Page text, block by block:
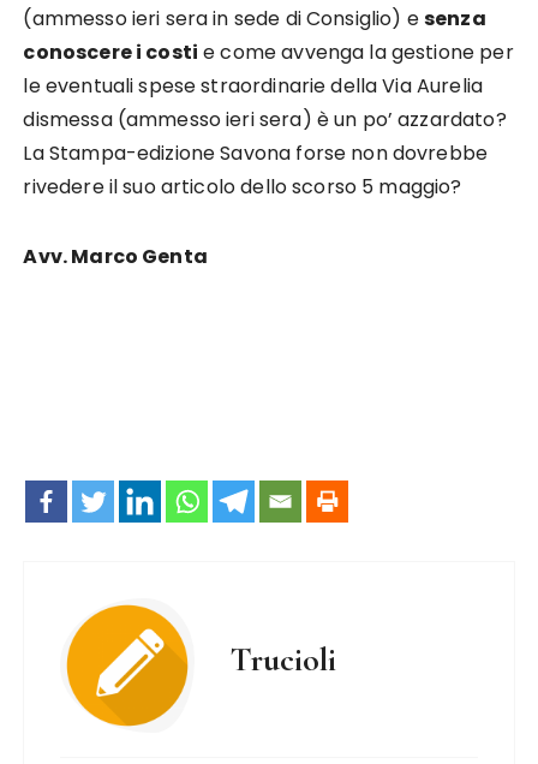
(ammesso ieri sera in sede di Consiglio) esenza
conoscere i costi e come avvenga la gestione per
le eventuali spese straordinarie della Via Aurelia
dismessa (ammesso ieri sera) è un po’ azzardato?
La Stampa-edizione Savona forse non dovrebbe
rivedere il suo articolo dello scorso 5 maggio?
Avv. Marco Genta
Trucioli